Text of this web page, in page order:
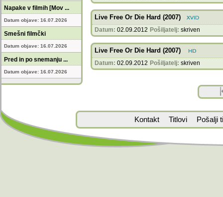
Napake v filmih [Mov ...
Datum objave: 16.07.2026
Smešni filmčki
Datum objave: 16.07.2026
Pred in po snemanju ...
Datum objave: 16.07.2026
Live Free Or Die Hard (2007)
Datum: 02.09.2012 Pošiljatelj: skriven
Live Free Or Die Hard (2007)
Datum: 02.09.2012 Pošiljatelj: skriven
Kontakt Titlovi Pošalji